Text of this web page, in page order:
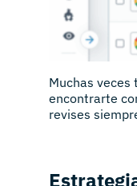
Muchas veces
encontrarte
revises